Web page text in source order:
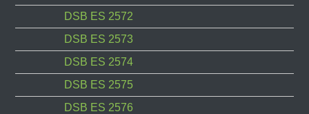
DSB ES 2572
DSB ES 2573
DSB ES 2574
DSB ES 2575
DSB ES 2576